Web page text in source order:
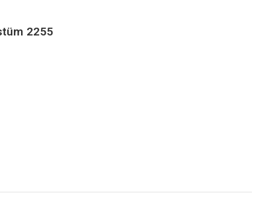
2255